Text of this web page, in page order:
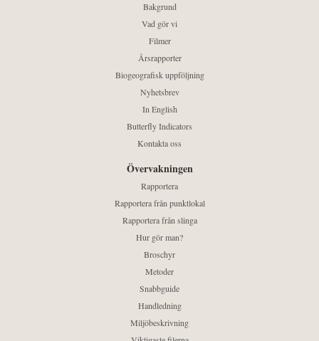
Bakgrund
Vad gör vi
Filmer
Årsrapporter
Biogeografisk uppföljning
Nyhetsbrev
In English
Butterfly Indicators
Kontakta oss
Övervakningen
Rapportera
Rapportera från punktlokal
Rapportera från slinga
Hur gör man?
Broschyr
Metoder
Snabbguide
Handledning
Miljöbeskrivning